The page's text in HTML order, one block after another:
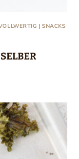
|SNACKS